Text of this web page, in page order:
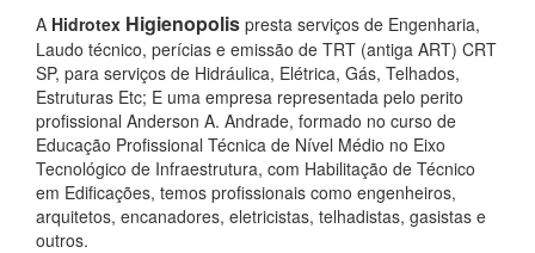
A Hidrotex Higienopolis presta serviços de Engenharia,
Laudo técnico, perícias e emissão de TRT (antiga ART) CRT
SP, para serviços de Hidráulica, Elétrica, Gás, Telhados,
Estruturas Etc; E uma empresa representada pelo perito
profissional Anderson A. Andrade, formado no curso de
Educação Profissional Técnica de Nível Médio no Eixo
Tecnológico de Infraestrutura, com Habilitação de Técnico
em Edificações, temos profissionais como engenheiros,
arquitetos, encanadores, eletricistas, telhadistas, gasistas e
outros.